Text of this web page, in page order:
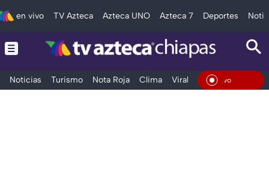
en vivo TV Azteca Azteca UNO Azteca 7 Deportes
Noticias Turismo Nota Roja Clima Viral y Tendencia
En Vivo